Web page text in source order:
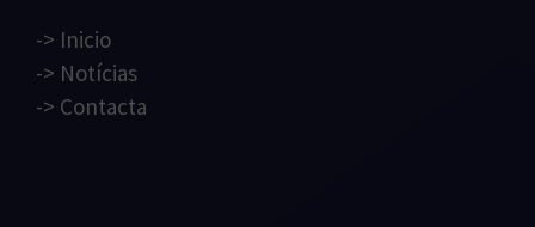
-> Inicio
-> Notícias
-> Contacta